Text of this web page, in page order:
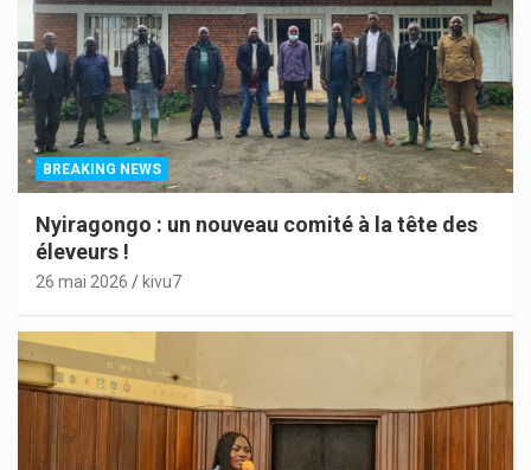
BREAKING NEWS
Nyiragongo : un nouveau comité à la tête des
éleveurs !
26 mai 2026 kivu7